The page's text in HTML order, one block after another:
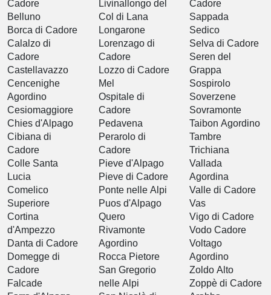
Cadore
Belluno
Borca di Cadore
Calalzo di
Cadore
Castellavazzo
Cencenighe
Agordino
Cesiomaggiore
Chies d'Alpago
Cibiana di
Cadore
Colle Santa
Lucia
Comelico
Superiore
Cortina
d'Ampezzo
Danta di Cadore
Domegge di
Cadore
Falcade
Livinallongo del
Col di Lana
Longarone
Lorenzago di
Cadore
Lozzo di Cadore
Mel
Ospitale di
Cadore
Pedavena
Perarolo di
Cadore
Pieve d'Alpago
Pieve di Cadore
Ponte nelle Alpi
Puos d'Alpago
Quero
Rivamonte
Agordino
Rocca Pietore
San Gregorio
nelle Alpi
Cadore
Sappada
Sedico
Selva di Cadore
Seren del
Grappa
Sospirolo
Soverzene
Sovramonte
Taibon Agordino
Tambre
Trichiana
Vallada
Agordina
Valle di Cadore
Vas
Vigo di Cadore
Vodo Cadore
Voltago
Agordino
Zoldo Alto
Zoppè di Cadore